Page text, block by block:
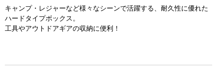
キャンプ・レジャーなど様々なシーンで活躍する、耐久性に優れた
ハードタイプボックス。
工具やアウトドアギアの収納に便利！